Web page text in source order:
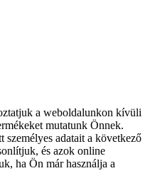
a weboldalunkon kívüli
mutatunk Önnek.
adatait a következő
és azok online
ha Ön már használja a